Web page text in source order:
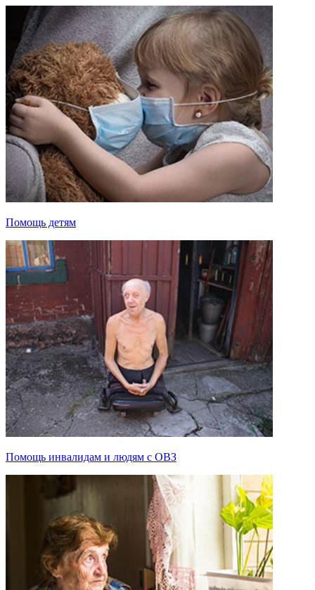
Помощь детям
Помощь инвалидам и людям с ОВЗ